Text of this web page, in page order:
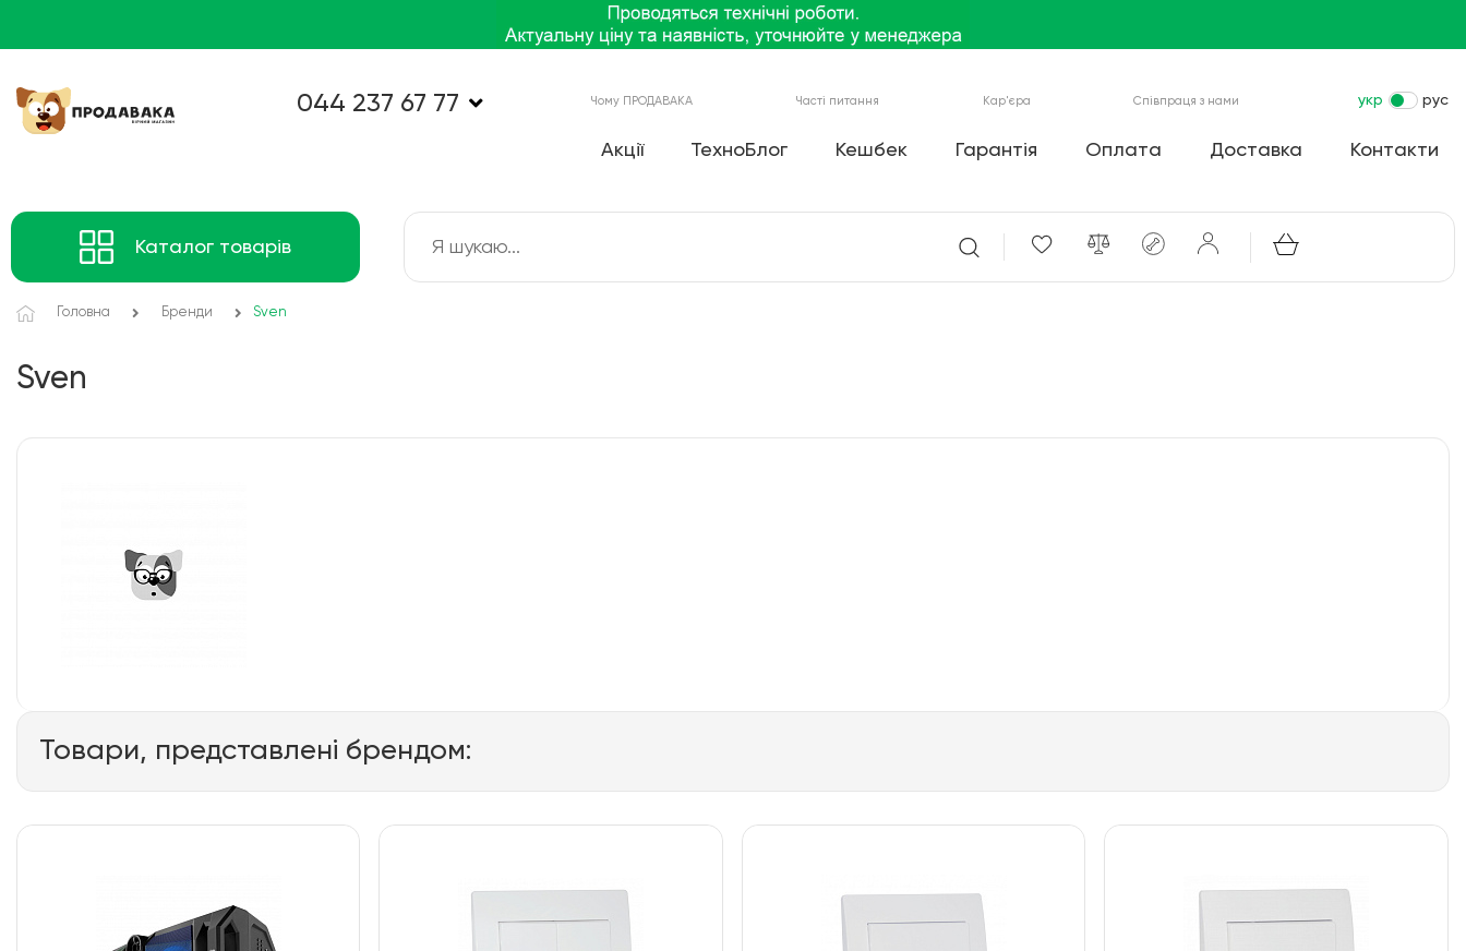
044 237 67 77 Чому ПРОДАВАКА Часті питання Кар'єра Співпраця з нами укр рус
Акції ТехноБлог Кешбек Гарантія Оплата Доставка Контакти
Каталог товарів
Головна Бренди Sven
Sven
Товари, представлені брендом: